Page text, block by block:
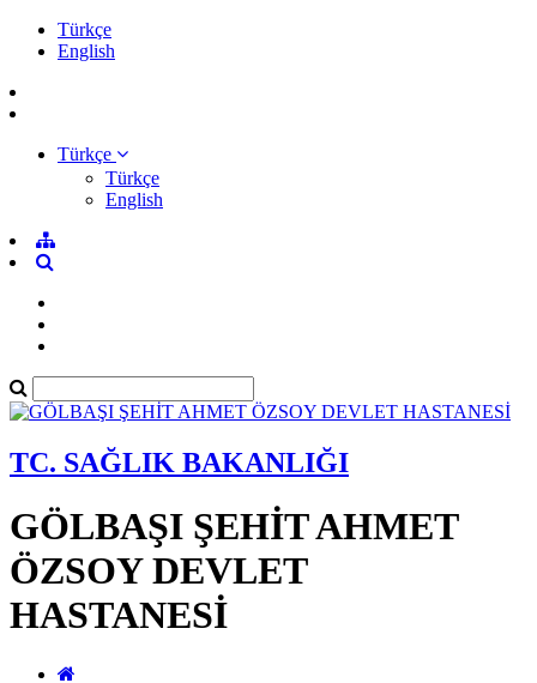
Türkçe
English
Türkçe
Türkçe
English
TC. SAĞLIK BAKANLIĞI
GÖLBAŞI ŞEHİT AHMET
ÖZSOY DEVLET
HASTANESİ